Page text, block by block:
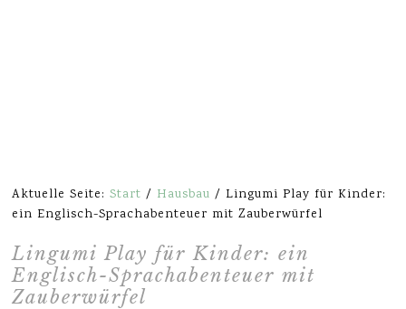
Aktuelle Seite:Start / Hausbau / Lingumi Play für Kinder:
ein Englisch-Sprachabenteuer mit Zauberwürfel
Lingumi Play für Kinder: ein
Englisch-Sprachabenteuer mit
Zauberwürfel